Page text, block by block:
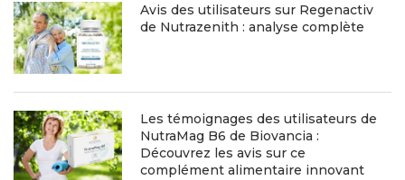
Avis des utilisateurs sur Regenactiv
de Nutrazenith : analyse complète
Les témoignages des utilisateurs de
NutraMag B6 de Biovancia :
Découvrez les avis sur ce
complément alimentaire innovant